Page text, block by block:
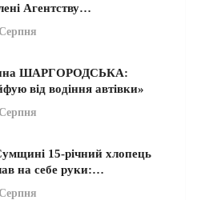
Агентству…
ШАРГОРОДСЬКА:
від водіння автівки»
15-річний хлопець
на себе руки:…